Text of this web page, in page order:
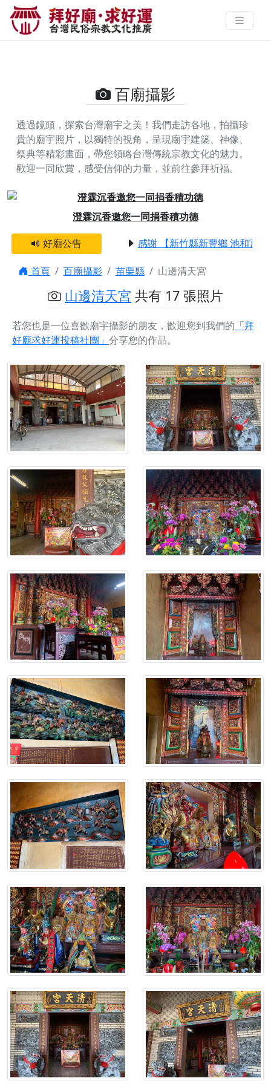
山邊清天宮的攝影照片 | 拜好廟求
好運 找到與您有緣的信仰
百廟攝影
透過鏡頭，探索台灣廟宇之美！我們走訪各地，拍攝珍
貴的廟宇照片，以獨特的視角，呈現廟宇建築、神像、
祭典等精彩畫面，帶您領略台灣傳統宗教文化的魅力。
歡迎一同欣賞，感受信仰的力量，並前往參拜祈福。
澄霖沉香邀您一同捐香積功德
好廟公告 感謝 【新竹縣新豐鄉 池和宮】
首頁 百廟攝影 苗栗縣 山邊清天宮
山邊清天宮 共有 17 張照片
若您也是一位喜歡廟宇攝影的朋友，歡迎您到我們的 「拜
好廟求好運投稿社團」 分享您的作品。